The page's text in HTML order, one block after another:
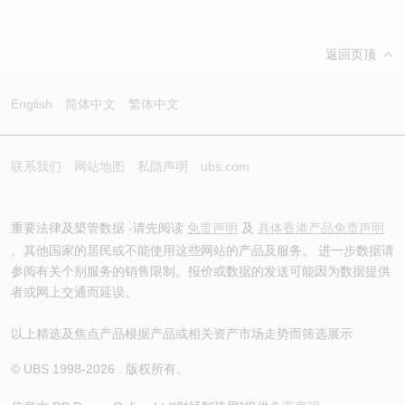
返回页顶
English 简体中文 繁体中文
联系我们 网站地图 私隐声明 ubs.com
重要法律及槼管数据 -请先阅读 免责声明 及 具体香港产品免责声明
。其他国家的居民或不能使用这些网站的产品及服务。 进一步数据请
参阅有关个别服务的销售限制。报价或数据的发送可能因为数据提供
者或网上交通而延误。
以上精选及焦点产品根据产品或相关资产市场走势而筛选展示
© UBS 1998-2026 . 版权所有。